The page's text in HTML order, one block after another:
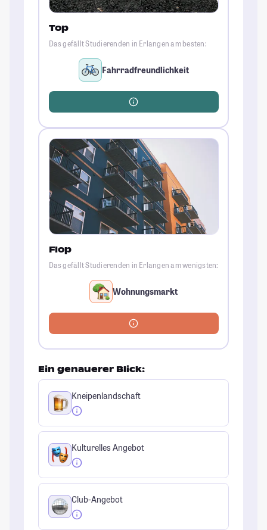
Top
Das gefällt Studierenden in Erlangen am besten:
Fahrradfreundlichkeit
Flop
Das gefällt Studierenden in Erlangen am wenigsten:
Wohnungsmarkt
Ein genauerer Blick:
Kneipenlandschaft
Kulturelles Angebot
Club-Angebot